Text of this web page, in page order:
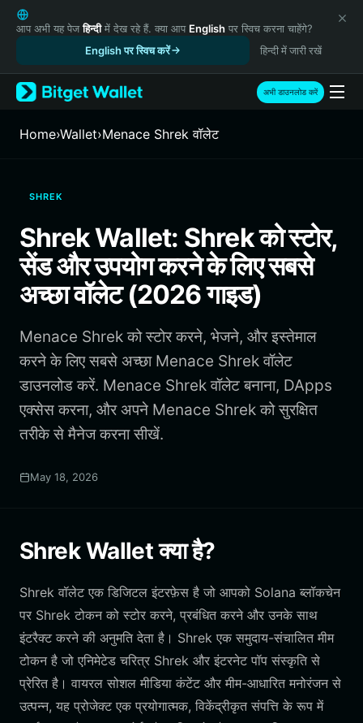
English
日本語
Русский
Español (Latinoamérica)
Türkçe
Italiano
繁體中文
Português (Portugal)
Bahasa Indonesia
ภาษาไทย
Português (Brasil)
Español (Argentina)
आप अभी यह पेजहिन्दीमें देख रहे हैं. क्या आप English पर स्विच करना चाहेंगे?
English पर स्विच करें
हिन्दी में जारी रखें
अभी डाउनलोड करें
Home›Wallet›Menace Shrek वॉलेट
SHREK
Shrek Wallet: Shrek को स्टोर,
सेंड और उपयोग करने के लिए सबसे
अच्छा वॉलेट (2026 गाइड)
Menace Shrek को स्टोर करने, भेजने, और इस्तेमाल
करने के लिए सबसे अच्छा Menace Shrek वॉलेट
डाउनलोड करें. Menace Shrek वॉलेट बनाना, DApps
एक्सेस करना, और अपने Menace Shrek को सुरक्षित
तरीके से मैनेज करना सीखें.
May 18, 2026
Shrek Wallet क्या है?
Shrek वॉलेट एक डिजिटल इंटरफ़ेस है जो आपको Solana ब्लॉकचेन
पर Shrek टोकन को स्टोर करने, प्रबंधित करने और उनके साथ
इंटरैक्ट करने की अनुमति देता है। Shrek एक समुदाय-संचालित मीम
टोकन है जो एनिमेटेड चरित्र Shrek और इंटरनेट पॉप संस्कृति से
प्रेरित है। वायरल सोशल मीडिया कंटेंट और मीम-आधारित मनोरंजन से
उत्पन्न, यह प्रोजेक्ट एक प्रयोगात्मक, विकेंद्रीकृत संपत्ति के रूप में